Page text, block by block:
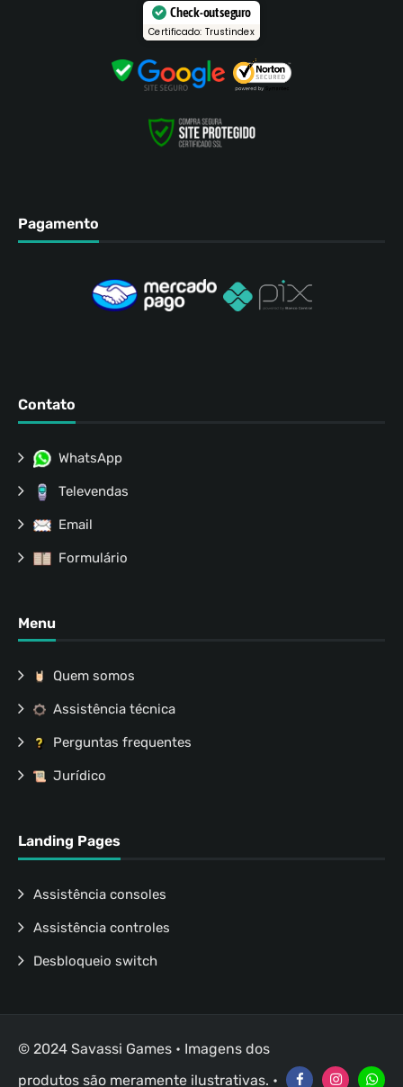
Check-out seguro
Certificado: Trustindex
Pagamento
Contato
WhatsApp
Televendas
Email
Formulário
Menu
Quem somos
Assistência técnica
Perguntas frequentes
Jurídico
Landing Pages
Assistência consoles
Assistência controles
Desbloqueio switch
© 2024 Savassi Games • Imagens dos
produtos são meramente ilustrativas. •